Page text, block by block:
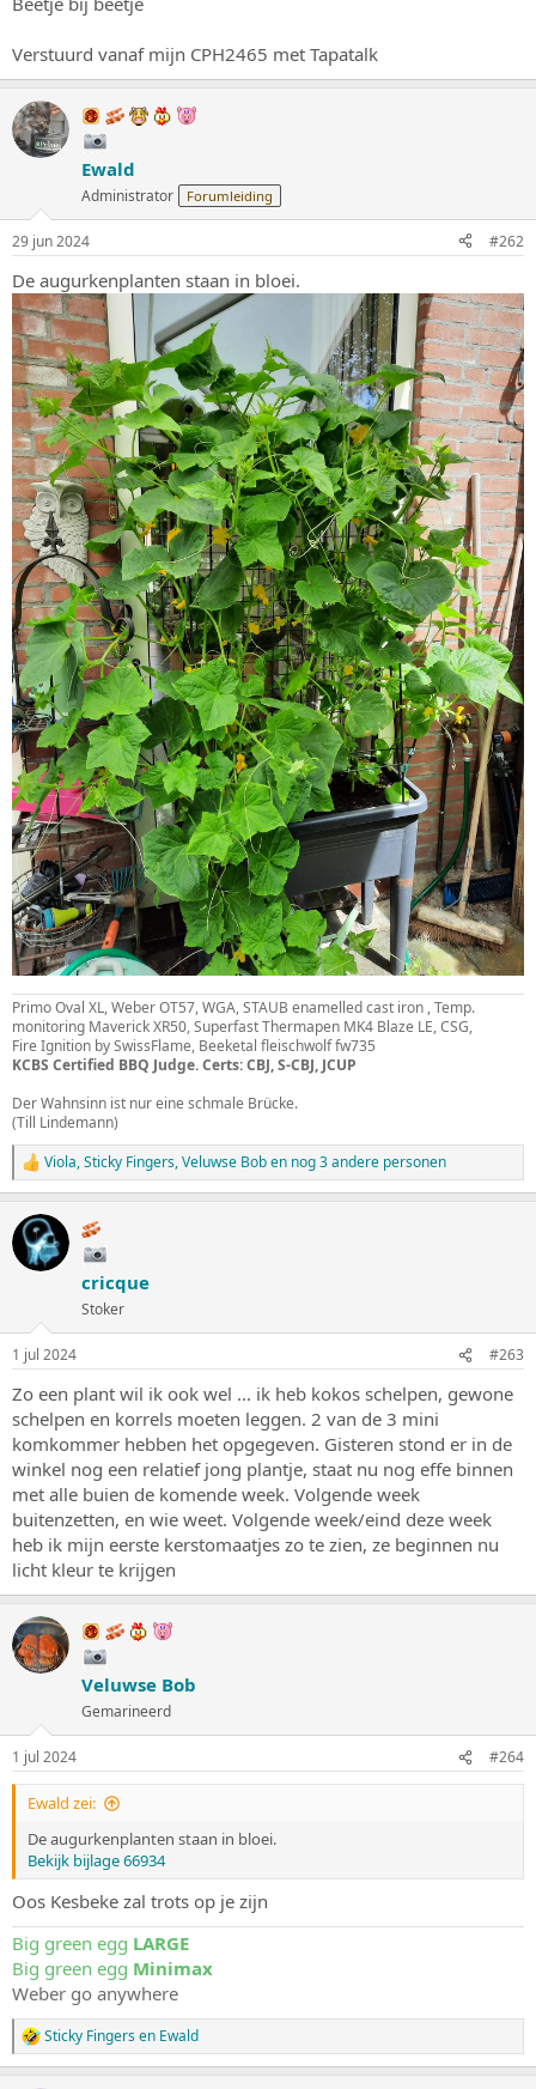
s
a
r
t
e
r
m
Verstuurd vanaf mijn CPH2465 met Tapatalk
Ewald
Administrator Forumleiding
29 jun 2024 #262
De augurkenplanten staan in bloei.
Primo Oval XL, Weber OT57, WGA, STAUB enamelled cast iron , Temp.
monitoring Maverick XR50, Superfast Thermapen MK4 Blaze LE, CSG,
Fire Ignition by SwissFlame, Beeketal fleischwolf fw735
KCBS Certified BBQ Judge. Certs: CBJ, S-CBJ, JCUP
Der Wahnsinn ist nur eine schmale Brücke.
(Till Lindemann)
W
a
r
d
e
e
:
Viola,Sticky Fingers,Veluwse Boben nog 3 andere personen
cricque
Stoker
1 jul 2024 #263
Zo een plant wil ik ook wel ... ik heb kokos schelpen, gewone
schelpen en korrels moeten leggen. 2 van de 3 mini
komkommer hebben het opgegeven. Gisteren stond er in de
winkel nog een relatief jong plantje, staat nu nog effe binnen
met alle buien de komende week. Volgende week
buitenzetten, en wie weet. Volgende week/eind deze week
heb ik mijn eerste kerstomaatjes zo te zien, ze beginnen nu
licht kleur te krijgen
Veluwse Bob
Gemarineerd
1 jul 2024 #264
Ewald zei:
De augurkenplanten staan in bloei.
Bekijk bijlage 66934
Oos Kesbeke zal trots op je zijn
Big green egg LARGE
Big green egg Minimax
Weber go anywhere
W
a
Sticky Fingersen Ewald